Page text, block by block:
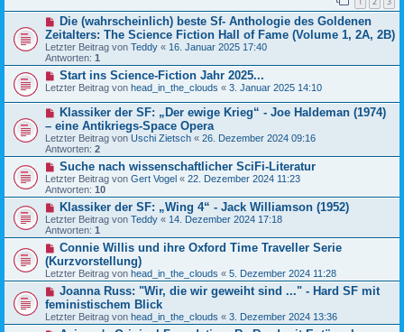
Die (wahrscheinlich) beste Sf- Anthologie des Goldenen
Zeitalters: The Science Fiction Hall of Fame (Volume 1, 2A, 2B)
Letzter Beitrag von Teddy « 16. Januar 2025 17:40
Antworten: 1
Start ins Science-Fiction Jahr 2025...
Letzter Beitrag von head_in_the_clouds « 3. Januar 2025 14:10
Klassiker der SF: „Der ewige Krieg“ - Joe Haldeman (1974)
– eine Antikriegs-Space Opera
Letzter Beitrag von Uschi Zietsch « 26. Dezember 2024 09:16
Antworten: 2
Suche nach wissenschaftlicher SciFi-Literatur
Letzter Beitrag von Gert Vogel « 22. Dezember 2024 11:23
Antworten: 10
Klassiker der SF: „Wing 4“ - Jack Williamson (1952)
Letzter Beitrag von Teddy « 14. Dezember 2024 17:18
Antworten: 1
Connie Willis und ihre Oxford Time Traveller Serie
(Kurzvorstellung)
Letzter Beitrag von head_in_the_clouds « 5. Dezember 2024 11:28
Joanna Russ: "Wir, die wir geweiht sind ..." - Hard SF mit
feministischem Blick
Letzter Beitrag von head_in_the_clouds « 3. Dezember 2024 13:36